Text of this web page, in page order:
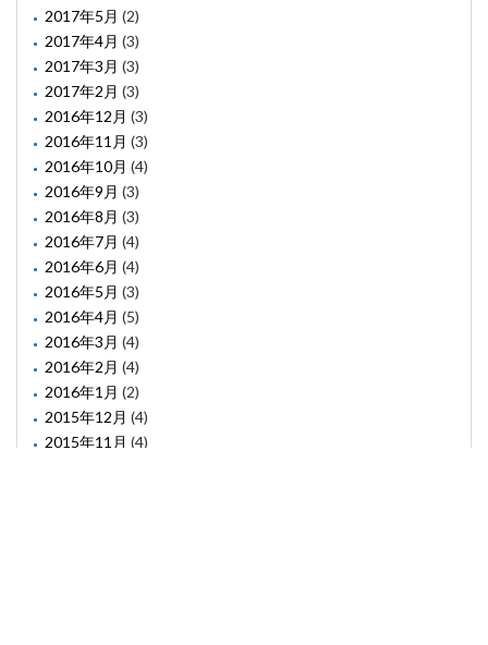
2017年5月 (2)
2017年4月 (3)
2017年3月 (3)
2017年2月 (3)
2016年12月 (3)
2016年11月 (3)
2016年10月 (4)
2016年9月 (3)
2016年8月 (3)
2016年7月 (4)
2016年6月 (4)
2016年5月 (3)
2016年4月 (5)
2016年3月 (4)
2016年2月 (4)
2016年1月 (2)
2015年12月 (4)
2015年11月 (4)